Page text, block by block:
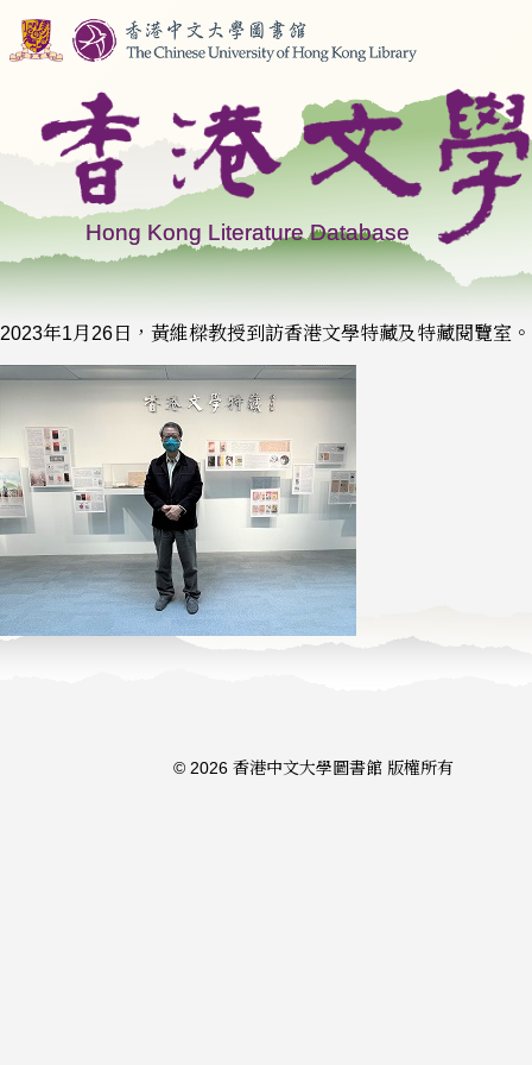
2023年1月26日，黃維樑教授到訪香港文學特藏及特藏閱覽室。
© 2026 香港中文大學圖書館 版權所有